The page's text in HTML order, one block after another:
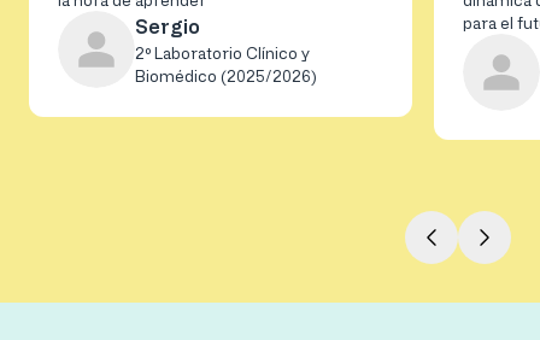
Sergio
2º Laboratorio Clínico y
Biomédico (2025/2026)
para el